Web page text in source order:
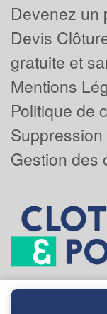
Devenez un
Devis
gratuite et
Mentions
Politique de
Gestion des